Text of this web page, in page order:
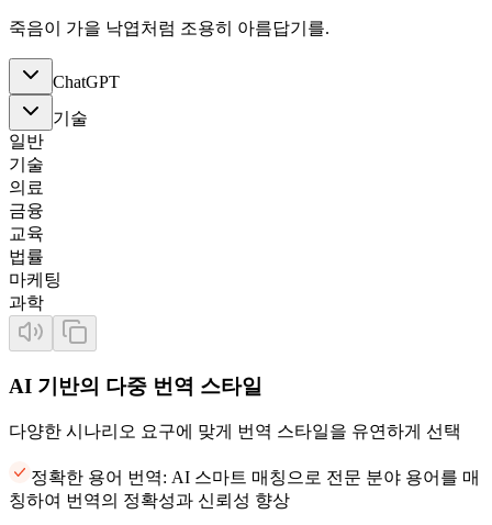
죽음이 가을 낙엽처럼 조용히 아름답기를.
ChatGPT
기술
일반
기술
의료
금융
교육
법률
마케팅
과학
AI 기반의 다중 번역 스타일
다양한 시나리오 요구에 맞게 번역 스타일을 유연하게 선택
정확한 용어 번역: AI 스마트 매칭으로 전문 분야 용어를 매
칭하여 번역의 정확성과 신뢰성 향상